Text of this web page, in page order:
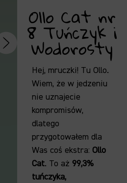
Ollo Cat nr
8 Tuńczyk i
Wodorosty
Hej, mruczki! Tu Ollo.
Wiem, że w jedzeniu
nie uznajecie
kompromisów,
dlatego
przygotowałem dla
Was coś ekstra: Ollo
Cat. To aż 99,3%
tuńczyka,